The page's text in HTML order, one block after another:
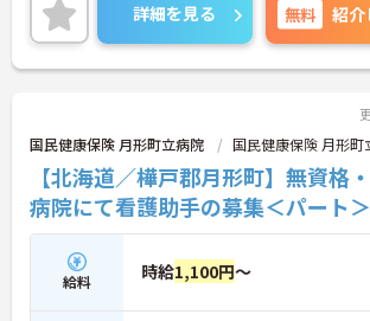
詳細を見る 無料 紹介
国民健康保険 月形町立病院 国民健康保険 月形町
【北海道／樺戸郡月形町】無資格
病院にて看護助手の募集＜パート＞
給料 時給1,100円～